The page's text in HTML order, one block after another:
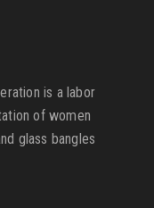
is a labor
of women
glass bangles